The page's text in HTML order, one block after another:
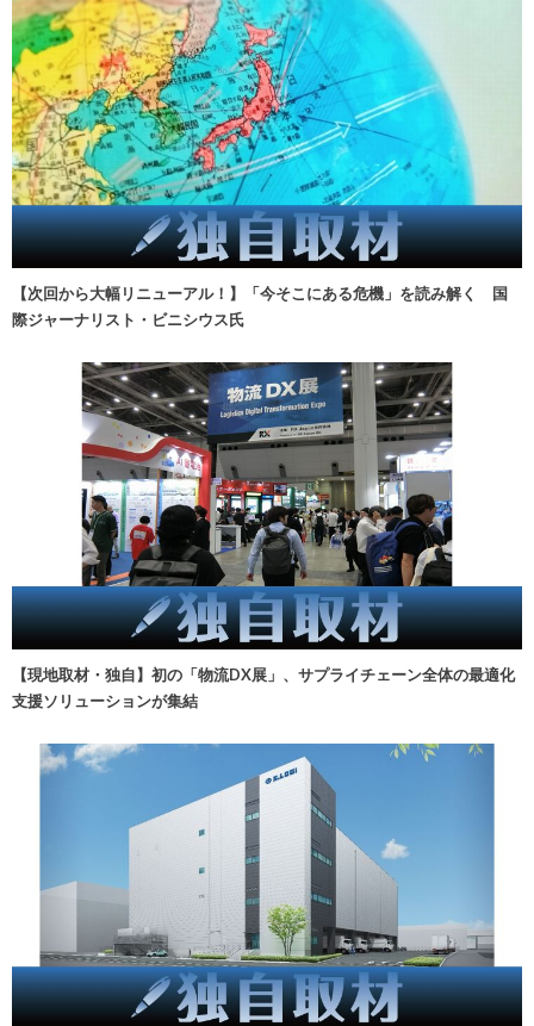
【次回から大幅リニューアル！】「今そこにある危機」を読み解く 国
際ジャーナリスト・ビニシウス氏
【現地取材・独自】初の「物流DX展」、サプライチェーン全体の最適化
支援ソリューションが集結